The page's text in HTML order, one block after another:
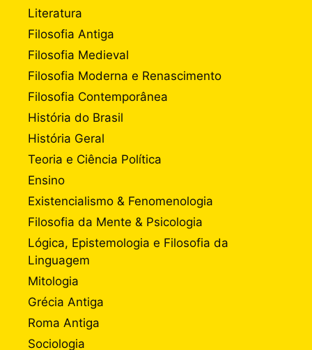
Literatura
Filosofia Antiga
Filosofia Medieval
Filosofia Moderna e Renascimento
Filosofia Contemporânea
História do Brasil
História Geral
Teoria e Ciência Política
Ensino
Existencialismo & Fenomenologia
Filosofia da Mente & Psicologia
Lógica, Epistemologia e Filosofia da
Linguagem
Mitologia
Grécia Antiga
Roma Antiga
Sociologia